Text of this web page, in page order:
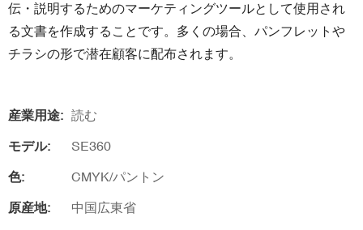
伝・説明するためのマーケティングツールとして使用され
る文書を作成することです。多くの場合、パンフレットや
チラシの形で潜在顧客に配布されます。
産業用途: 読む
モデル: SE360
色: CMYK/パントン
原産地: 中国広東省